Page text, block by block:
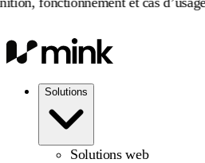
Solutions
Solutions web